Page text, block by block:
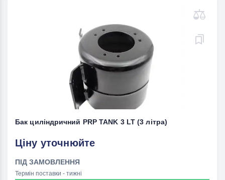
Бак циліндричний PRP TANK 3 LT (3 літра)
Ціну уточнюйте
ПІД ЗАМОВЛЕННЯ
Термін поставки - тижні